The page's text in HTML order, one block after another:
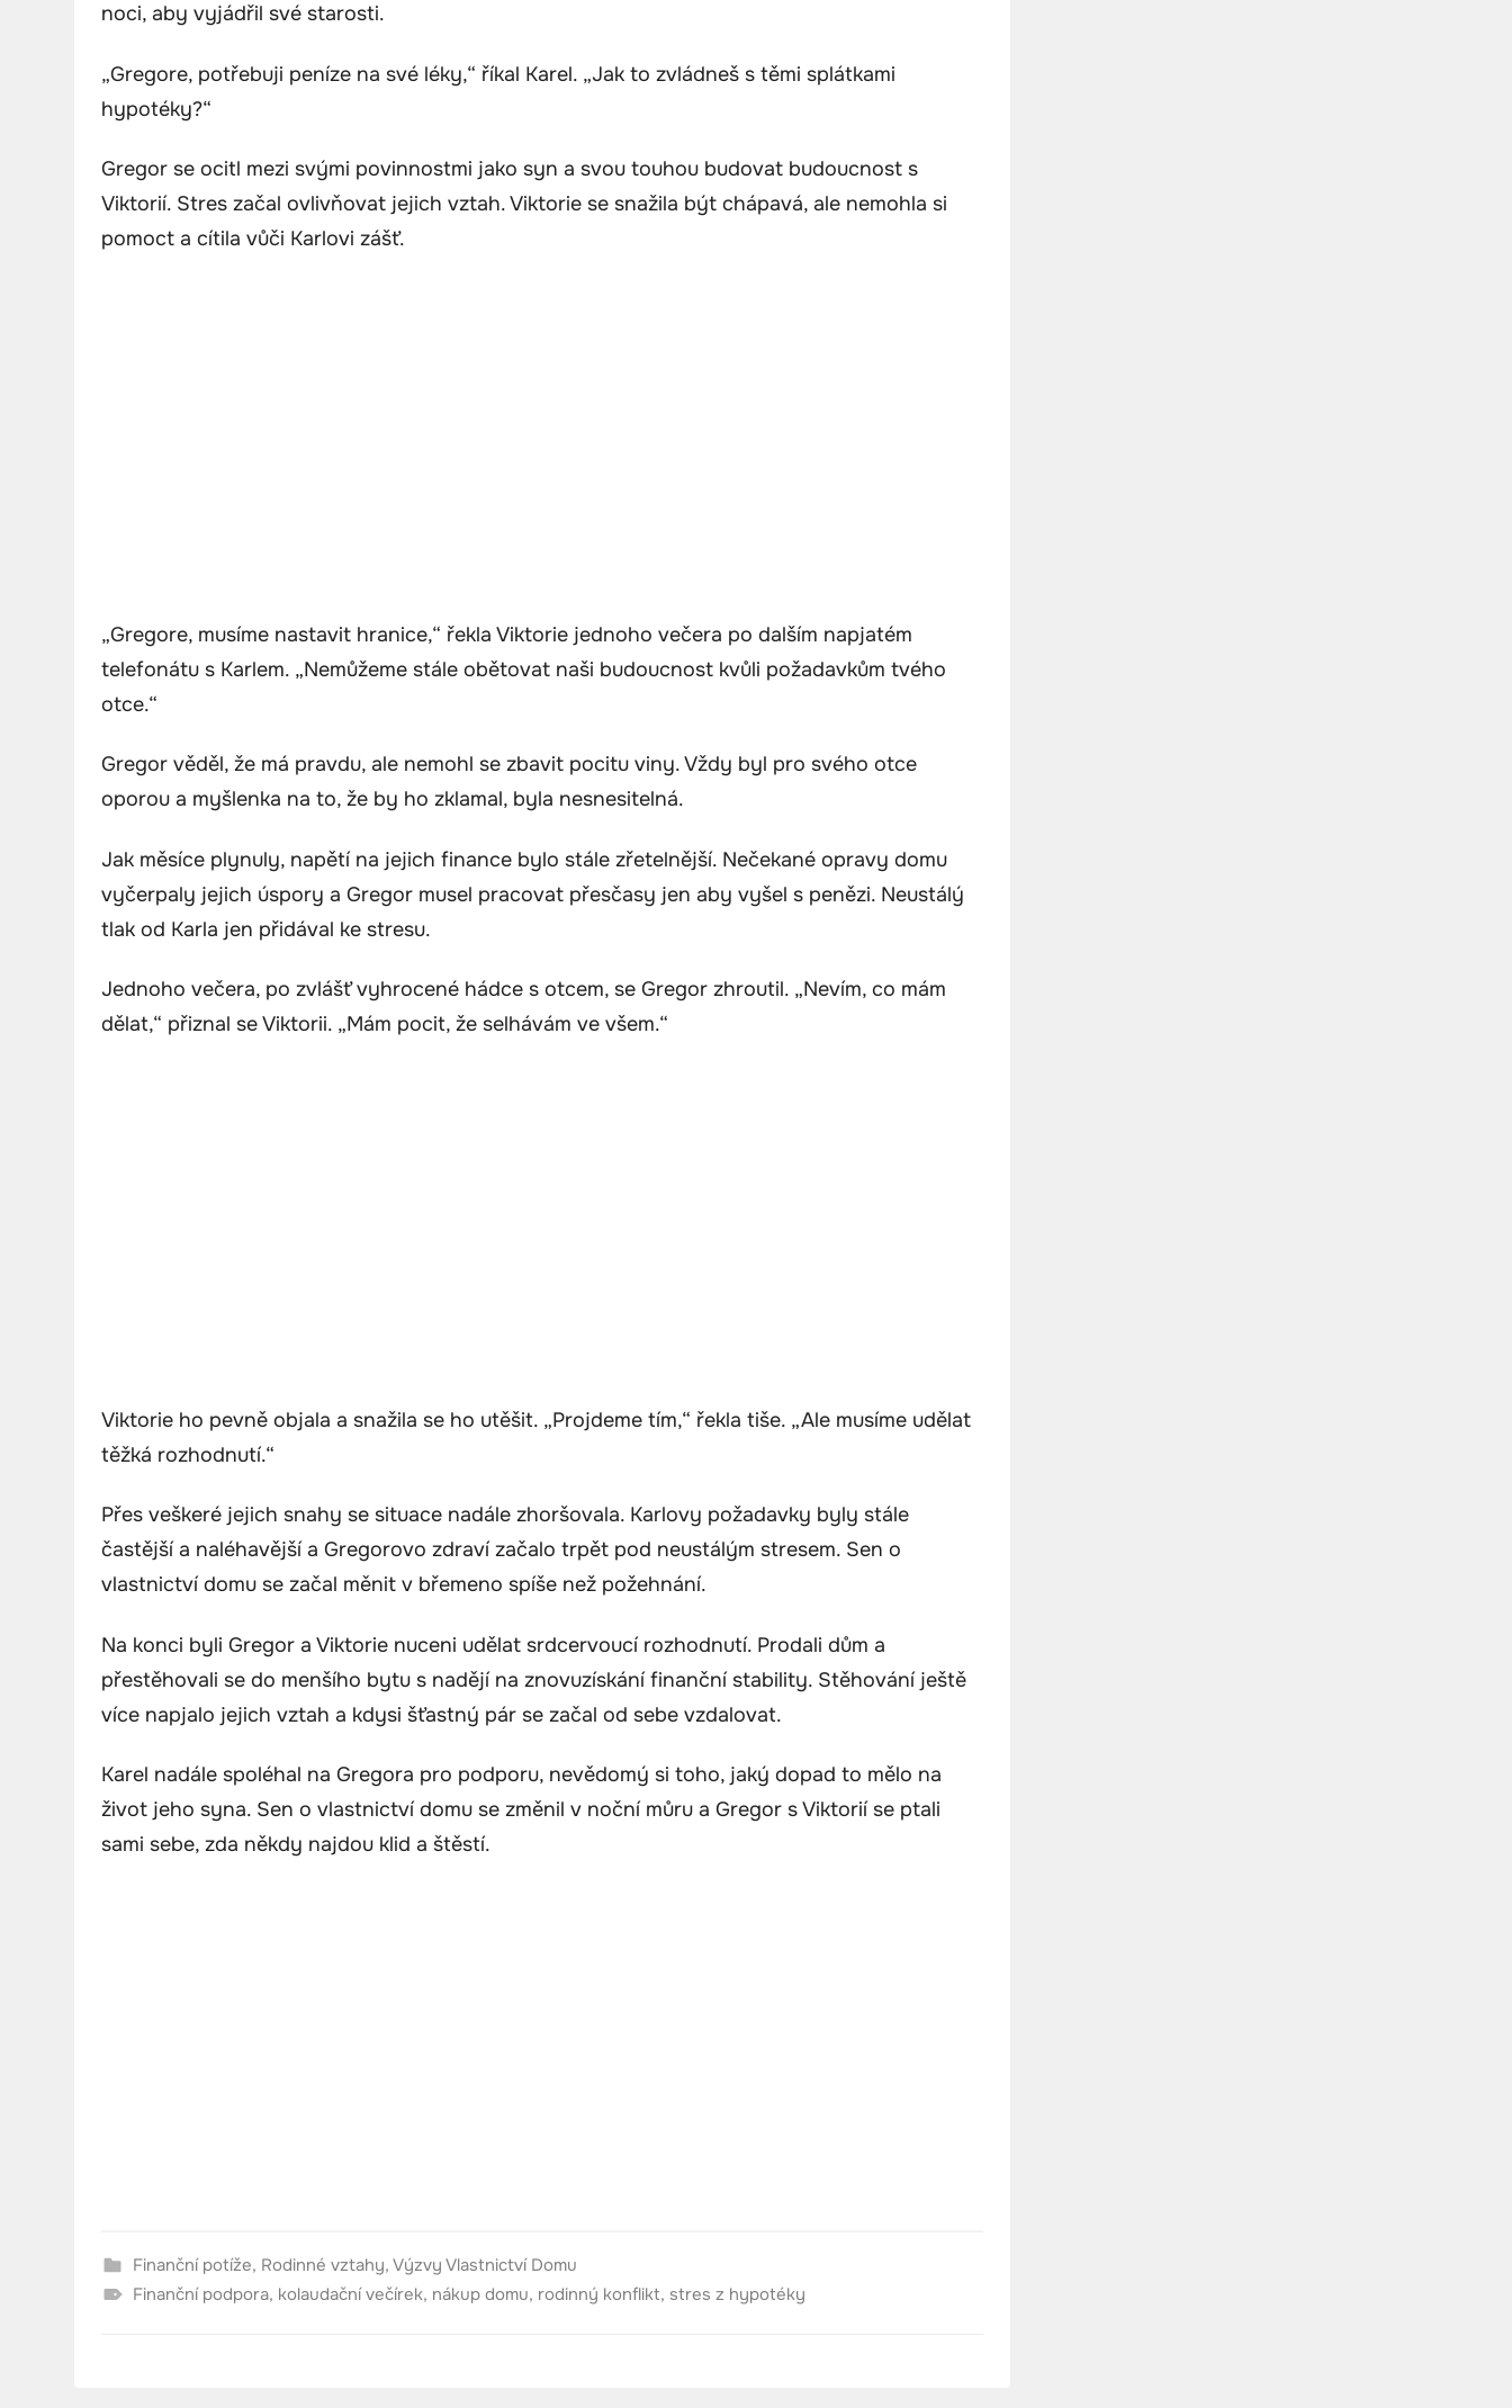
noci, aby vyjádřil své starosti.
„Gregore, potřebuji peníze na své léky,“ říkal Karel. „Jak to zvládneš s těmi splátkami
hypotéky?“
Gregor se ocitl mezi svými povinnostmi jako syn a svou touhou budovat budoucnost s
Viktorií. Stres začal ovlivňovat jejich vztah. Viktorie se snažila být chápavá, ale nemohla si
pomoct a cítila vůči Karlovi zášť.
„Gregore, musíme nastavit hranice,“ řekla Viktorie jednoho večera po dalším napjatém
telefonátu s Karlem. „Nemůžeme stále obětovat naši budoucnost kvůli požadavkům tvého
otce.“
Gregor věděl, že má pravdu, ale nemohl se zbavit pocitu viny. Vždy byl pro svého otce
oporou a myšlenka na to, že by ho zklamal, byla nesnesitelná.
Jak měsíce plynuly, napětí na jejich finance bylo stále zřetelnější. Nečekané opravy domu
vyčerpaly jejich úspory a Gregor musel pracovat přesčasy jen aby vyšel s penězi. Neustálý
tlak od Karla jen přidával ke stresu.
Jednoho večera, po zvlášť vyhrocené hádce s otcem, se Gregor zhroutil. „Nevím, co mám
dělat,“ přiznal se Viktorii. „Mám pocit, že selhávám ve všem.“
Viktorie ho pevně objala a snažila se ho utěšit. „Projdeme tím,“ řekla tiše. „Ale musíme udělat
těžká rozhodnutí.“
Přes veškeré jejich snahy se situace nadále zhoršovala. Karlovy požadavky byly stále
častější a naléhavější a Gregorovo zdraví začalo trpět pod neustálým stresem. Sen o
vlastnictví domu se začal měnit v břemeno spíše než požehnání.
Na konci byli Gregor a Viktorie nuceni udělat srdcervoucí rozhodnutí. Prodali dům a
přestěhovali se do menšího bytu s nadějí na znovuzískání finanční stability. Stěhování ještě
více napjalo jejich vztah a kdysi šťastný pár se začal od sebe vzdalovat.
Karel nadále spoléhal na Gregora pro podporu, nevědomý si toho, jaký dopad to mělo na
život jeho syna. Sen o vlastnictví domu se změnil v noční můru a Gregor s Viktorií se ptali
sami sebe, zda někdy najdou klid a štěstí.
Finanční potíže, Rodinné vztahy, Výzvy Vlastnictví Domu
Finanční podpora, kolaudační večírek, nákup domu, rodinný konflikt, stres z hypotéky